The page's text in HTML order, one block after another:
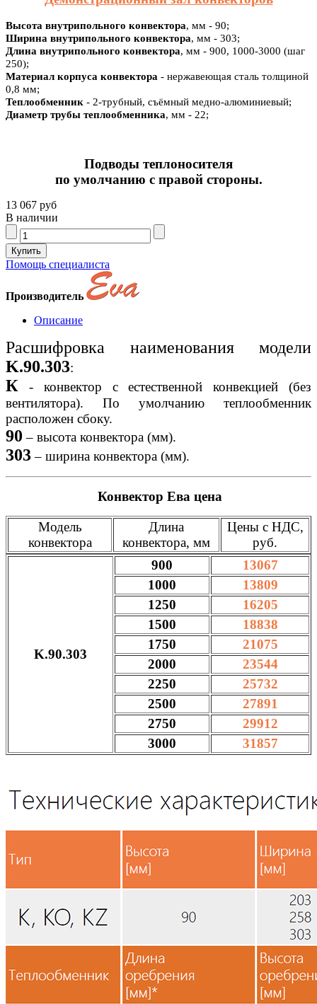
Высота внутрипольного конвектора, мм - 90;
Ширина внутрипольного конвектора, мм - 303;
Длина внутрипольного конвектора, мм - 900, 1000-3000 (шаг
250);
Материал корпуса конвектора - нержавеющая сталь толщиной
0,8 мм;
Теплообменник - 2-трубный, съёмный медно-алюминиевый;
Диаметр трубы теплообменника, мм - 22;
Подводы теплоносителя
по умолчанию с правой стороны.
13 067 руб
В наличии
Помощь специалиста
Производитель
Описание
Расшифровка наименования модели
K.90.303:
К
- конвектор с естественной конвекцией (без
вентилятора). По умолчанию теплообменник
расположен сбоку.
90 – высота конвектора (мм).
303– ширина конвектора (мм).
Конвектор Ева цена
Модель
конвектора
Длина
конвектора, мм
Цены с НДС,
руб.
K.90.303
900
13067
1000
13809
1250
16205
1500
18838
1750
21075
2000
23544
2250
25732
2500
27891
2750
29912
3000
31857